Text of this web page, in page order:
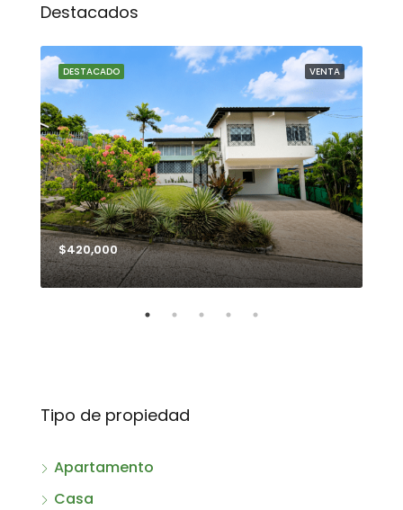
Destacados
VENTA
DESTACADO
$420,000
Tipo de propiedad
Apartamento
Casa